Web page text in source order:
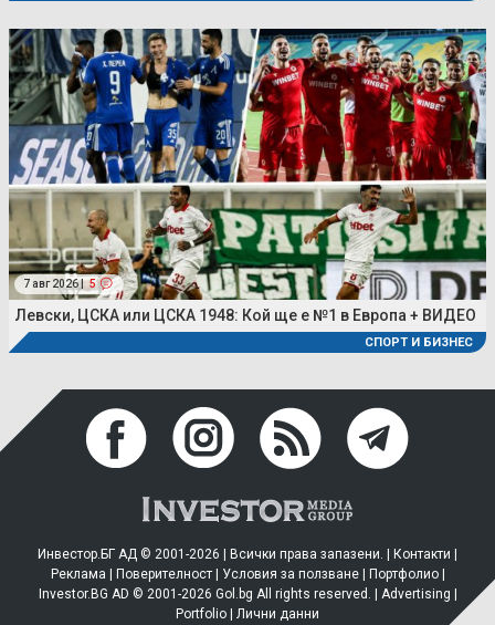
7 авг 2026 | 5
Левски, ЦСКА или ЦСКА 1948: Кой ще е №1 в Европа + ВИДЕО
СПОРТ И БИЗНЕС
Инвестор.БГ АД © 2001-2026 | Всички права запазени. | Контакти |
Реклама | Поверителност| Условия за ползване| Портфолио|
Investor.BG AD © 2001-2026 Gol.bg All rights reserved. | Advertising |
Portfolio | Лични данни